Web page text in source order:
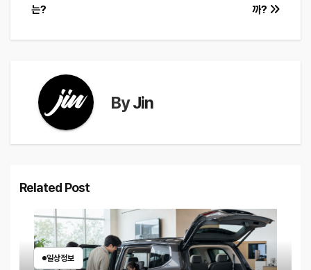
색
까?
는?
ByJin
Related Post
일상정보